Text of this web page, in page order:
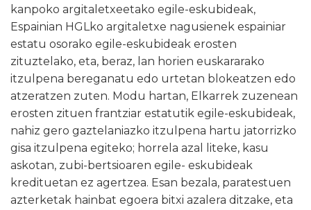
kanpoko argitaletxeetako egile-eskubideak,
Espainian HGLko argitaletxe nagusienek espainiar
estatu osorako egile-eskubideak erosten
zituztelako, eta, beraz, lan horien euskararako
itzulpena bereganatu edo urtetan blokeatzen edo
atzeratzen zuten. Modu hartan, Elkarrek zuzenean
erosten zituen frantziar estatutik egile-eskubideak,
nahiz gero gaztelaniazko itzulpena hartu jatorrizko
gisa itzulpena egiteko; horrela azal liteke, kasu
askotan, zubi-bertsioaren egile- eskubideak
kredituetan ez agertzea. Esan bezala, paratestuen
azterketak hainbat egoera bitxi azalera ditzake, eta